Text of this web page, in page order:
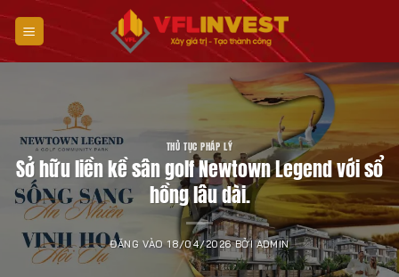
qua
nội
THỦ TỤC PHÁP LÝ
Sở hữu liền kề sân golf Newtown Legend với sổ
hồng lâu dài.
ĐĂNG VÀO18/04/2026 BỞIADMIN